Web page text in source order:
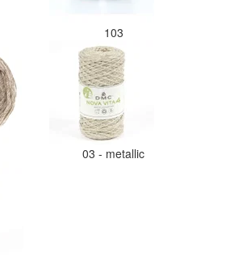
103
03 - metallic